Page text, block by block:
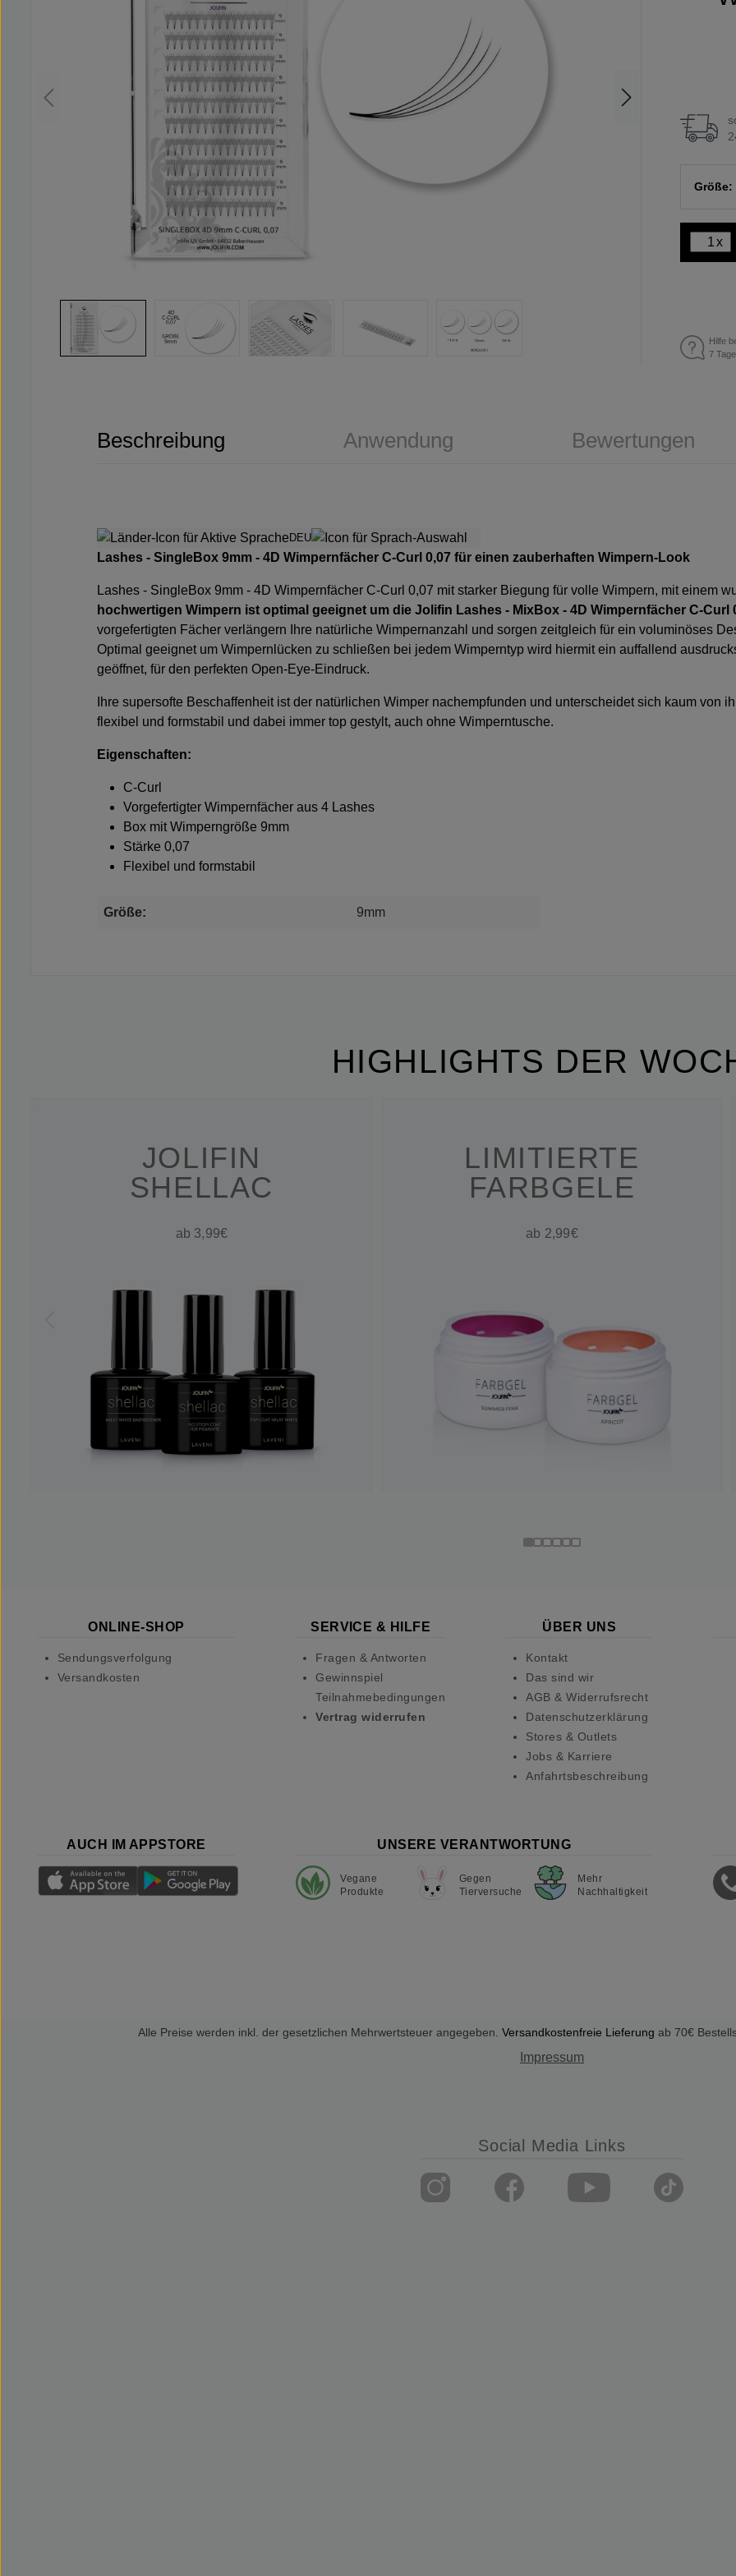
Größe:
x
Hilfe
7
Beschreibung Anwendung Bewertungen
DEU
Lashes - SingleBox 9mm - 4D Wimpernfächer C-Curl 0,07 für einen zauberhaften Wimpern-Look
Lashes - SingleBox 9mm - 4D Wimpernfächer C-Curl 0,07 mit starker Biegung für volle Wimpern, mit einem
hochwertigen Wimpern ist optimal geeignet um die Jolifin Lashes - MixBox - 4D Wimpernfächer C-Curl
vorgefertigten Fächer verlängern Ihre natürliche Wimpernanzahl und sorgen zeitgleich für ein voluminöses
Optimal geeignet um Wimpernlücken zu schließen bei jedem Wimperntyp wird hiermit ein auffallend
geöffnet, für den perfekten Open-Eye-Eindruck.
Ihre supersofte Beschaffenheit ist der natürlichen Wimper nachempfunden und unterscheidet sich kaum von
flexibel und formstabil und dabei immer top gestylt, auch ohne
Eigenschaften:
C-Curl
Vorgefertigter Wimpernfächer aus 4 Lashes
Box mit Wimperngröße 9mm
Stärke 0,07
Flexibel und formstabil
Größe: 9mm
HIGHLIGHTS DER
JOLIFIN
SHELLAC
ab 3,99€
LIMITIERTE
FARBGELE
ab 2,99€
ONLINE-SHOP
Sendungsverfolgung
Versandkosten
SERVICE & HILFE
Fragen & Antworten
Gewinnspiel
Teilnahmebedingungen
Vertrag widerrufen
ÜBER UNS
Kontakt
Das sind wir
AGB & Widerrufsrecht
Datenschutzerklärung
Stores & Outlets
Jobs & Karriere
Anfahrtsbeschreibung
AUCH IM APPSTORE UNSERE VERANTWORTUNG
Vegane
Produkte
Gegen
Tierversuche
Mehr
Nachhaltigkeit
Alle Preise werden inkl. der gesetzlichen Mehrwertsteuer angegeben. Versandkostenfreie Lieferung ab 70€
Impressum
Social Media Links